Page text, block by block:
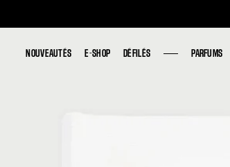
NOUVEAUTÉS E-SHOP DÉFILÉS PARFUMS
NOUVEAUTÉS E-SHOP DÉFILÉS PARFUMS